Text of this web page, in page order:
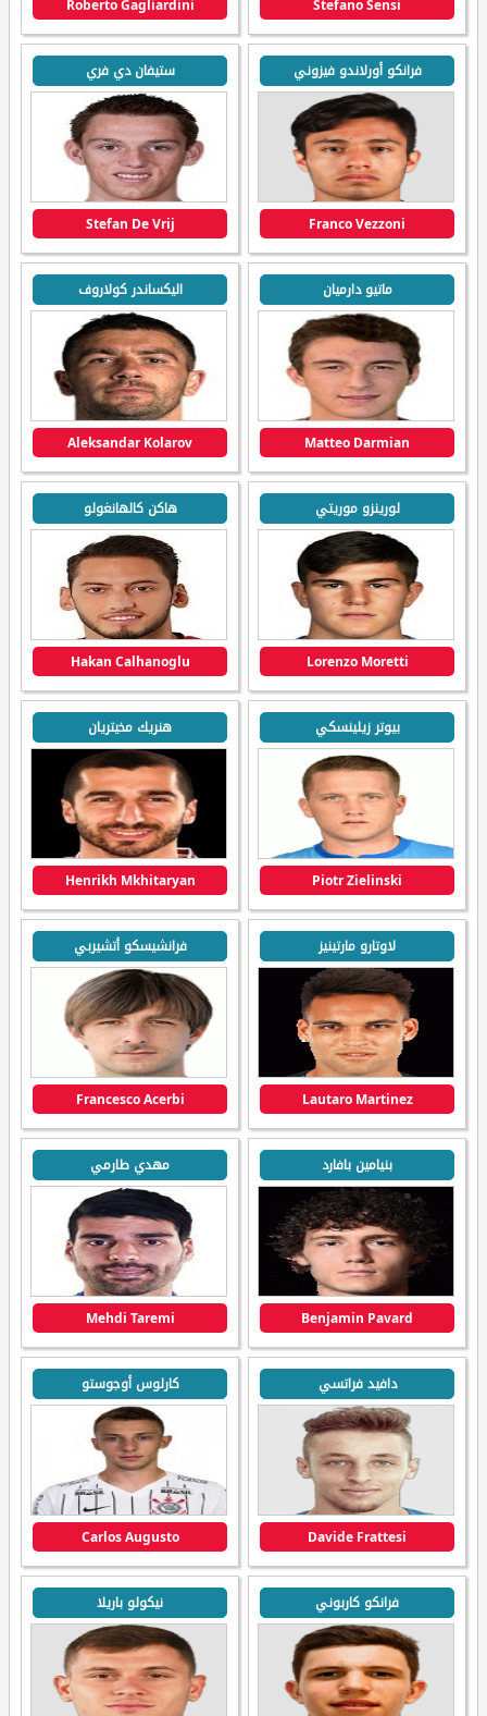
Stefano Sensi
Roberto Gagliardini
فرانكو أورلاندو فيزوني
Franco Vezzoni
ستيفان دي فري
Stefan De Vrij
ماتيو دارميان
Matteo Darmian
اليكساندر كولاروف
Aleksandar Kolarov
لورينزو موريتي
Lorenzo Moretti
هاكن كالهانغولو
Hakan Calhanoglu
بيوتر زيلينسكي
Piotr Zielinski
هنريك مخيتريان
Henrikh Mkhitaryan
لاوتارو مارتينيز
Lautaro Martinez
فرانشيسكو أتشيربي
Francesco Acerbi
بنيامين بافارد
Benjamin Pavard
مهدي طارمي
Mehdi Taremi
دافيد فراتسي
Davide Frattesi
كارلوس أوجوستو
Carlos Augusto
فرانكو كاربوني نيكولو باريلا